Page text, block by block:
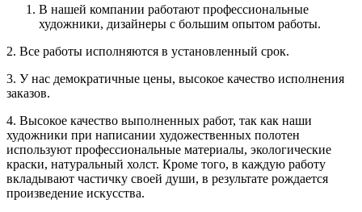
В нашей компании работают профессиональные
художники, дизайнеры с большим опытом работы.
2. Все работы исполняются в установленный срок.
3. У нас демократичные цены, высокое качество исполнения
заказов.
4. Высокое качество выполненных работ, так как наши
художники при написании художественных полотен
используют профессиональные материалы, экологические
краски, натуральный холст. Кроме того, в каждую работу
вкладывают частичку своей души, в результате рождается
произведение искусства.